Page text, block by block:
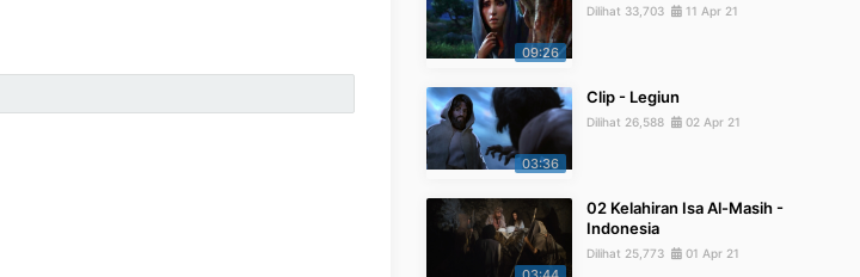
09:26
Dilihat 33,703 11 Apr 21
03:36
Clip - Legiun
Dilihat 26,588 02 Apr 21
02 Kelahiran Isa Al-Masih -
Indonesia
Dilihat 25,773 01 Apr 21